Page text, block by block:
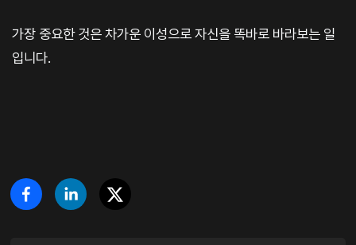
가장 중요한 것은 차가운 이성으로 자신을 똑바로 바라보는 일
입니다.